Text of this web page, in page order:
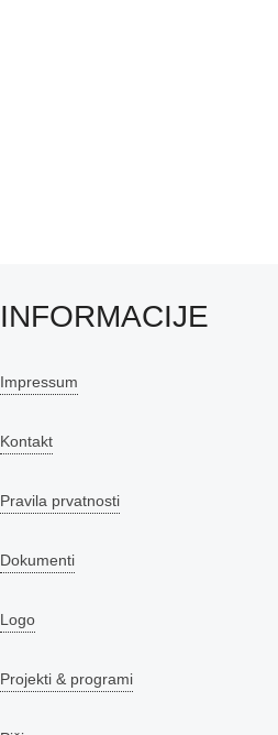
INFORMACIJE
Impressum
Kontakt
Pravila prvatnosti
Dokumenti
Logo
Projekti & programi